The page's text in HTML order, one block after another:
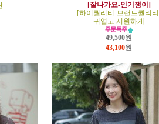
[잘나가요-인기쟁이]
[하이퀄리티-브랜드퀄리
귀엽고 시원하게
49,500원
43,100원